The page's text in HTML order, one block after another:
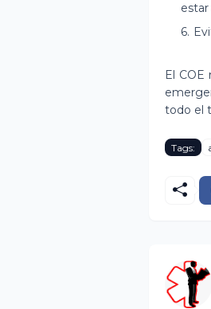
El
todo el
Tags: